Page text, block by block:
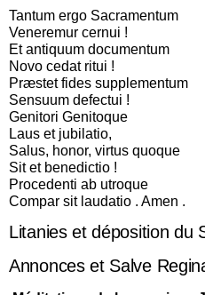
Tantum ergo Sacramentum
Veneremur cernui !
Et antiquum documentum
Novo cedat ritui !
Præstet fides supplementum
Sensuum defectui !
Genitori Genitoque
Laus et jubilatio,
Salus, honor, virtus quoque
Sit et benedictio !
Procedenti ab utroque
Compar sit laudatio . Amen .
Litanies et déposition du
Annonces et Salve